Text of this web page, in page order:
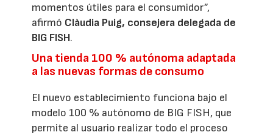
momentos útiles para el consumidor”,
afirmó Clàudia Puig, consejera delegada de
BIG FISH.
Una tienda 100 % autónoma adaptada
a las nuevas formas de consumo
El nuevo establecimiento funciona bajo el
modelo 100 % autónomo de BIG FISH, que
permite al usuario realizar todo el proceso